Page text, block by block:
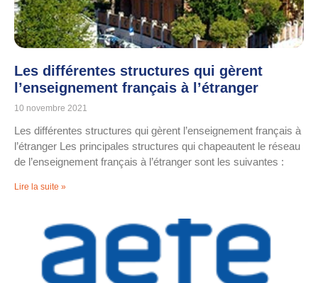
Les différentes structures qui gèrent
l’enseignement français à l’étranger
10 novembre 2021
Les différentes structures qui gèrent l’enseignement français à
l’étranger Les principales structures qui chapeautent le réseau
de l’enseignement français à l’étranger sont les suivantes :
Lire la suite »